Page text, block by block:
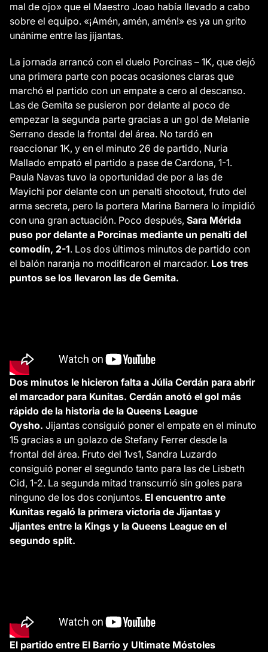
mal de ojo» que el Maestro Joao había llevado a cabo
sobre el equipo. «¡Amén, amén, amén!» es ya un grito
unánime entre las jijantas.
La jornada arrancó con el duelo Porcinas – 1K, que dejó
una primera parte con pocas ocasiones claras que
marchó el partido con un empate a cero al descanso.
Las de Gemita se pusieron por delante al poco de
empezar la segunda parte gracias a un gol de Melanie
Serrano desde la frontal del área. No tardó en
reaccionar 1K, y en el minuto 26 de partido, Nuria
Mallado empató el partido a pase de Cardona, 1-1.
Paula Navas tuvo la oportunidad de por a las de
Mayichi por delante con un penalti shootout, fruto del
arma secreta, pero la portera Marina Barnera lo impidió
con una gran actuación. Poco después, Sara Mérida
puso por delante a Porcinas mediante un penalti del
comodín, 2-1. Los dos últimos minutos de partido con
el balón naranja no modificaron el marcador. Los tres
puntos se los llevaron las de Gemita.
Dos minutos le hicieron falta a Júlia Cerdán para abrir
el marcador para Kunitas. Cerdán anotó el gol más
rápido de la historia de la Queens League
Oysho. Jijantas consiguió poner el empate en el minuto
15 gracias a un golazo de Stefany Ferrer desde la
frontal del área. Fruto del 1vs1, Sandra Luzardo
consiguió poner el segundo tanto para las de Lisbeth
Cid, 1-2. La segunda mitad transcurrió sin goles para
ninguno de los dos conjuntos. El encuentro ante
Kunitas regaló la primera victoria de Jijantas y
Jijantes entre la Kings y la Queens League en el
segundo split.
El partido entre El Barrio y Ultimate Móstoles